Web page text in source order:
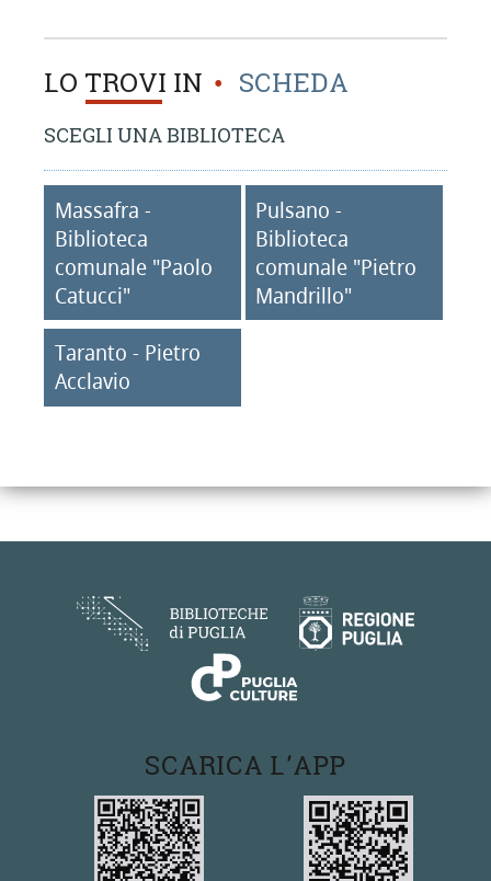
LO TROVI IN SCHEDA
SCEGLI UNA BIBLIOTECA
Massafra -
Biblioteca
comunale "Paolo
Catucci"
Pulsano -
Biblioteca
comunale "Pietro
Mandrillo"
Taranto - Pietro
Acclavio
SCARICA L'APP